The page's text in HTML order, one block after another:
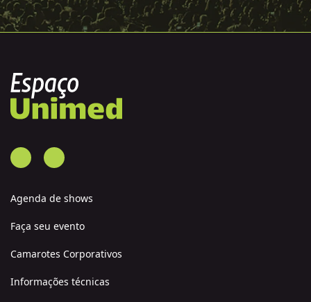
Agenda de shows
Faça seu evento
Camarotes Corporativos
Informações técnicas